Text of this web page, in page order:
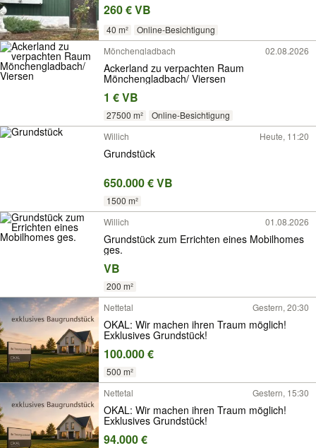
260 € VB
40 m²
Online-Besichtigung
Mönchengladbach
02.08.2026
Ackerland zu verpachten Raum
Mönchengladbach/ Viersen
1 € VB
27500 m²
Online-Besichtigung
Willich
Heute, 11:20
Grundstück
650.000 € VB
1500 m²
Willich
01.08.2026
Grundstück zum Errichten eines Mobilhomes
ges.
VB
200 m²
Nettetal
Gestern, 20:30
OKAL: Wir machen ihren Traum möglich!
Exklusives Grundstück!
100.000 €
500 m²
Nettetal
Gestern, 15:30
OKAL: Wir machen ihren Traum möglich!
Exklusives Grundstück!
94.000 €